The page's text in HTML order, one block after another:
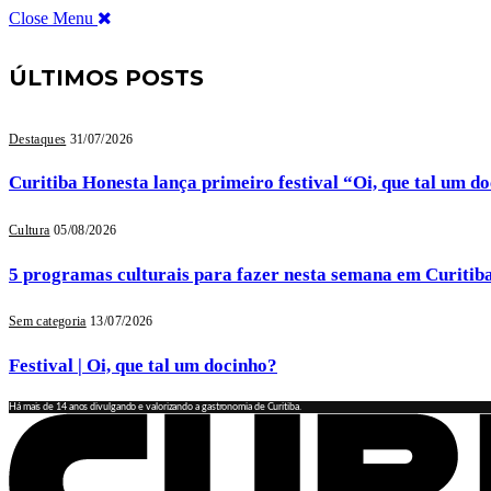
Close Menu
ÚLTIMOS POSTS
Destaques 31/07/2026
Curitiba Honesta lança primeiro festival “Oi, que tal um
Cultura 05/08/2026
5 programas culturais para fazer nesta semana em
Sem categoria 13/07/2026
Festival | Oi, que tal um docinho?
Há mais de 14 anos divulgando e valorizando a gastronomia de Curitiba.